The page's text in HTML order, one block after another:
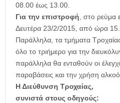
08.00 έως 13.00.
Για την επιστροφή, στο ρεύμα
Δευτέρα 23/2/2015, από ώρα
Παράλληλα, τα τμήματα
όλο το τριήμερο για την
παράλληλα θα ενταθούν οι
παραβάσεις και την χρήση
Η Διεύθυνση Τροχαίας,
συνιστά στους οδηγούς: